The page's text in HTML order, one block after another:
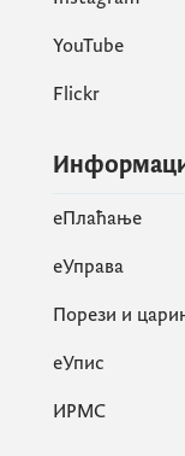
YouTube
Flickr
eПлаћање
еУправа
Порези и
eУпис
ИРМС